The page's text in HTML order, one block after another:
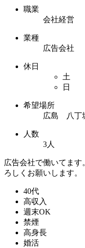
職業
会社経営
業種
広告会社
休日
土
日
希望場所
広島 八丁
人数
3人
広告会社で働いてま
ろしくお願いします。
40代
高収入
週末OK
禁煙
高身長
婚活